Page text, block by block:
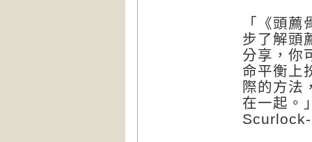
「《頭
步了解頭
分享，你
命平衡上
際的方法
在一起。